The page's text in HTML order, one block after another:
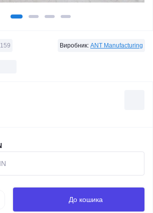
Виробник: ANT Manufacturing
До кошика